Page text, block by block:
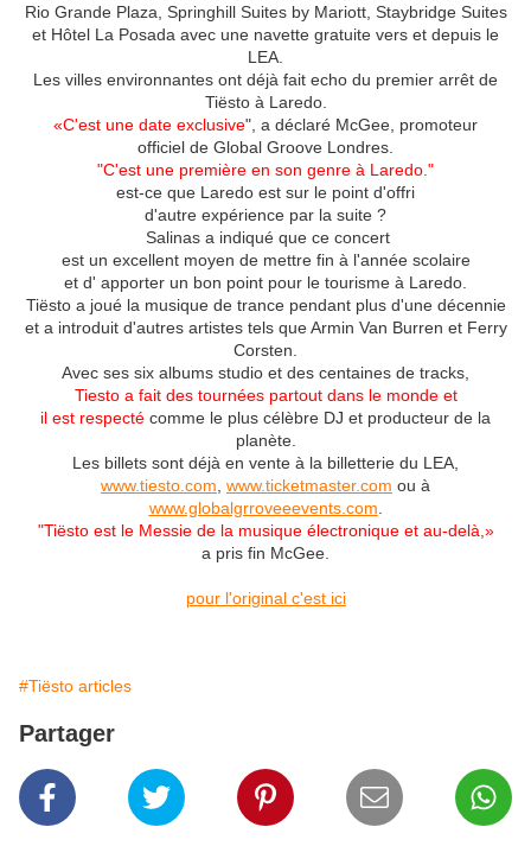
Rio Grande Plaza, Springhill Suites by Mariott, Staybridge Suites
et Hôtel La Posada avec une navette gratuite vers et depuis le
LEA.
Les villes environnantes ont déjà fait echo du premier arrêt de
Tiësto à Laredo.
«C'est une date exclusive", a déclaré McGee, promoteur
officiel de Global Groove Londres.
"C'est une première en son genre à Laredo."
est-ce que Laredo est sur le point d'offri
d'autre expérience par la suite ?
Salinas a indiqué que ce concert
est un excellent moyen de mettre fin à l'année scolaire
et d' apporter un bon point pour le tourisme à Laredo.
Tiësto a joué la musique de trance pendant plus d'une décennie
et a introduit d'autres artistes tels que Armin Van Burren et Ferry
Corsten.
Avec ses six albums studio et des centaines de tracks,
Tiesto a fait des tournées partout dans le monde et
il est respecté comme le plus célèbre DJ et producteur de la
planète.
Les billets sont déjà en vente à la billetterie du LEA,
www.tiesto.com www.ticketmaster.com ou à
www.globalgrroveeevents.com
"Tiësto est le Messie de la musique électronique et au-delà,»
a pris fin McGee.
pour l'original c'est ici
#Tiësto articles
Partager